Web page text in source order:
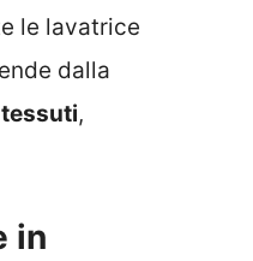
le lavatrice
dalla
,
in